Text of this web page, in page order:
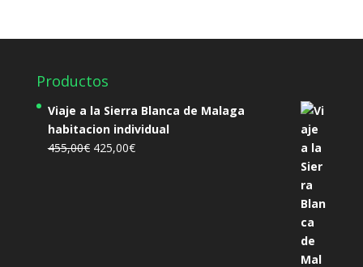
Productos
Viaje a la Sierra Blanca de Malaga
habitacion individual
455,00€ El
425,00€El